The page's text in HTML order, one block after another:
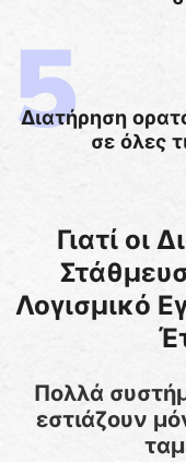
Διατήρηση
σε όλες
Γιατί οι
Λογισμικό
Πολλά
εστιάζουν